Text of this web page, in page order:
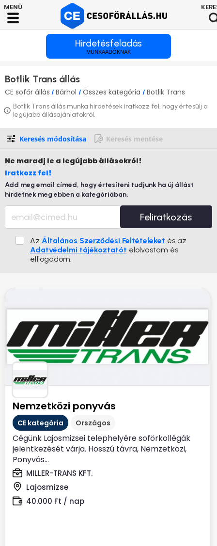
Hirdetésfeladás
MUNKAADÓKNAK
Botlik Trans állás
CE sofőr állás / Bárhol / Összes kategória / Botlik Trans
Botlik Trans állás munka hirdetések iratkozz fel, hogy értesülj a
legújabb állásajánlatokról.
Keresés módosítása Keresés mentése
Ne maradj le a legújabb állásokról!
Iratkozz fel!
Add meg email címed, hogy értesíteni tudjunk ha új állást
hirdetnek meg ebben a kategóriában.
Feliratkozás
Az Általános Szerződési Feltételeket és az
Adatvédelmi tájékoztatót elolvastam és
elfogadom.
Nemzetközi ponyvás
CE kategória Országos
Cégünk Lajosmizsei telephelyére soförkollégák
jelentkezését várja. Hosszú távra, Nemzetközi,
Ponyvás...
MILLER-TRANS KFT.
Lajosmizse
40.000 Ft / nap